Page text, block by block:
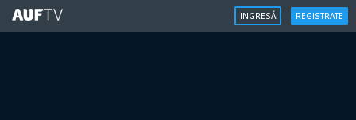
INGRESÁ REGISTRATE